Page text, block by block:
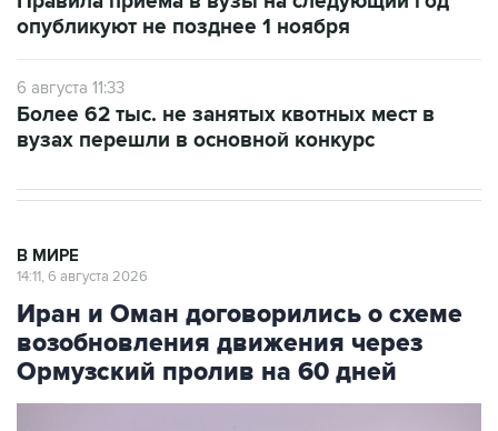
опубликуют не позднее 1 ноября
6 августа 11:33
Более 62 тыс. не занятых квотных мест в
вузах перешли в основной конкурс
В МИРЕ
14:11, 6 августа 2026
Иран и Оман договорились о схеме
возобновления движения через
Ормузский пролив на 60 дней